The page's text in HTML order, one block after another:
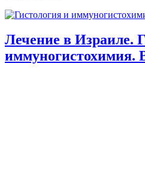
Лечение в Израиле.
иммуногистохимия.